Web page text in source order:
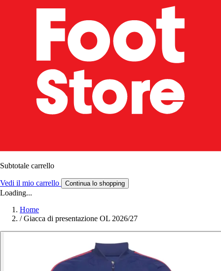
Subtotale carrello
Vedi il mio carrello Continua lo shopping
Loading...
Home
/ Giacca di presentazione OL 2026/27